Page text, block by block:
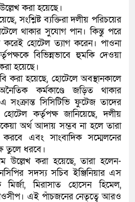
করা হয়েছে।
সংশ্লিষ্ট ব্যক্তিরা দলীয় পরিচয়ের
থাকার সুযোগ পান। কিন্তু পরে
করেই হোটেল ত্যাগ করেন। পাওনা
বিভিন্নভাবে হুমকি দেওয়া
হয়েছে।
করা হয়েছে, হোটেলে অবস্থানকালে
কর্মকাণ্ডে জড়িত থাকার
সিসিটিভি ফুটেজ তাদের
কর্তৃপক্ষ জানিয়েছে, দলীয়
অর্থ আদায় সম্ভব না হলে তারা
এবং সাংবাদিক সম্মেলনের
তুলে ধরবে।
উল্লেখ করা হয়েছে, তারা হলেন-
সদস্য সচিব ইঞ্জিনিয়ার এস
মিরাসাত হোসেন হিমেল,
এই পাঁচজনের নেতৃত্বে আরও